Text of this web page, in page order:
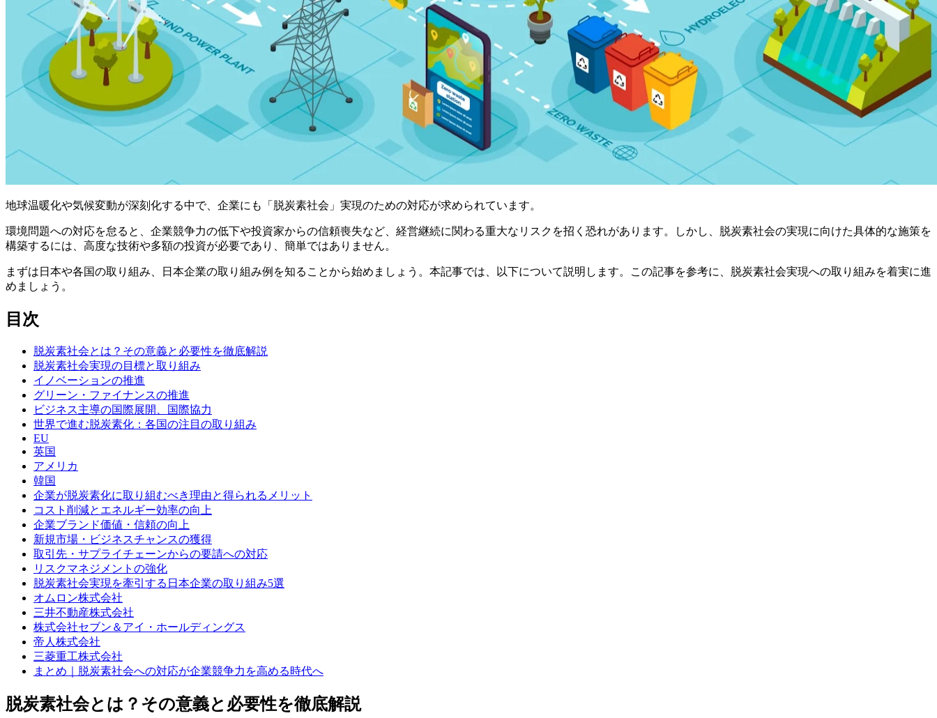
地球温暖化や気候変動が深刻化する中で、企業にも「脱炭素社会」実現のための対応が求められています。
環境問題への対応を怠ると、企業競争力の低下や投資家からの信頼喪失など、経営継続に関わる重大なリスクを招く恐れがあります。しかし、脱炭素社会の実現に向けた具体的な施策を
構築するには、高度な技術や多額の投資が必要であり、簡単ではありません。
まずは日本や各国の取り組み、日本企業の取り組み例を知ることから始めましょう。本記事では、以下について説明します。この記事を参考に、脱炭素社会実現への取り組みを着実に進
めましょう。
目次
脱炭素社会とは？その意義と必要性を徹底解説
脱炭素社会実現の目標と取り組み
イノベーションの推進
グリーン・ファイナンスの推進
ビジネス主導の国際展開、国際協力
世界で進む脱炭素化：各国の注目の取り組み
EU
英国
アメリカ
韓国
企業が脱炭素化に取り組むべき理由と得られるメリット
コスト削減とエネルギー効率の向上
企業ブランド価値・信頼の向上
新規市場・ビジネスチャンスの獲得
取引先・サプライチェーンからの要請への対応
リスクマネジメントの強化
脱炭素社会実現を牽引する日本企業の取り組み5選
オムロン株式会社
三井不動産株式会社
株式会社セブン＆アイ・ホールディングス
帝人株式会社
三菱重工株式会社
まとめ｜脱炭素社会への対応が企業競争力を高める時代へ
脱炭素社会とは？その意義と必要性を徹底解説